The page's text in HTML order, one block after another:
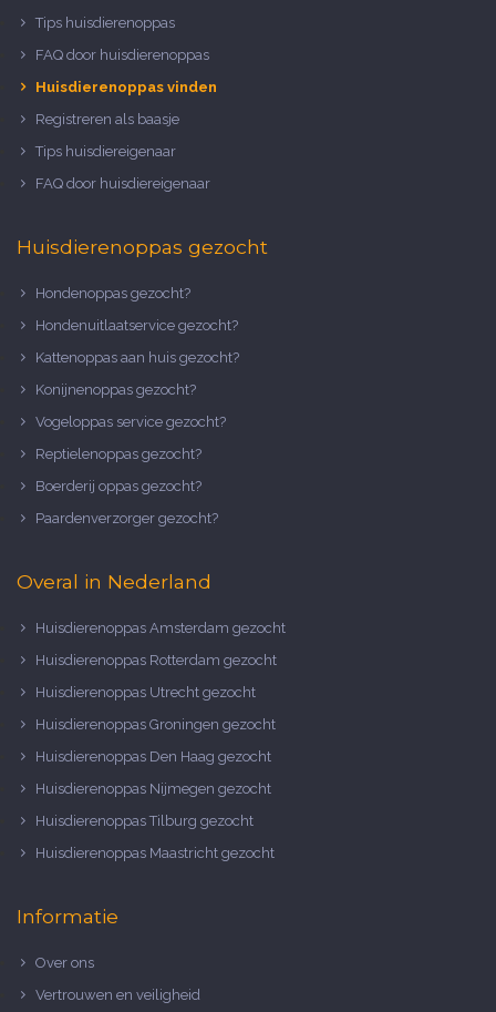
Tips huisdierenoppas
FAQ door huisdierenoppas
Huisdierenoppas vinden
Registreren als baasje
Tips huisdiereigenaar
FAQ door huisdiereigenaar
Huisdierenoppas gezocht
Hondenoppas gezocht?
Hondenuitlaatservice gezocht?
Kattenoppas aan huis gezocht?
Konijnenoppas gezocht?
Vogeloppas service gezocht?
Reptielenoppas gezocht?
Boerderij oppas gezocht?
Paardenverzorger gezocht?
Overal in Nederland
Huisdierenoppas Amsterdam gezocht
Huisdierenoppas Rotterdam gezocht
Huisdierenoppas Utrecht gezocht
Huisdierenoppas Groningen gezocht
Huisdierenoppas Den Haag gezocht
Huisdierenoppas Nijmegen gezocht
Huisdierenoppas Tilburg gezocht
Huisdierenoppas Maastricht gezocht
Informatie
Over ons
Vertrouwen en veiligheid